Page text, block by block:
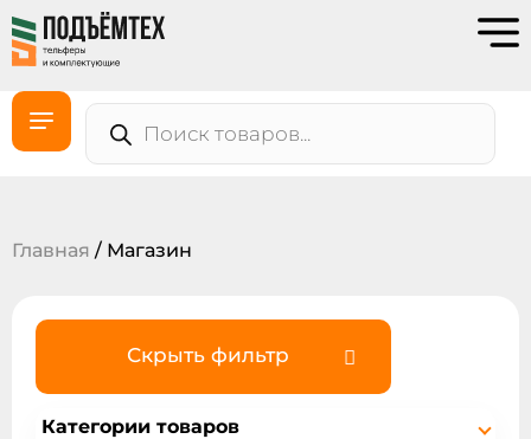
Главная / Магазин
Скрыть фильтр
Категории товаров